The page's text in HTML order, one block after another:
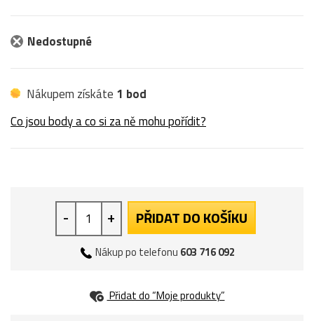
Nedostupné
Nákupem získáte 1 bod
Co jsou body a co si za ně mohu pořídit?
- + PŘIDAT DO KOŠÍKU
Nákup po telefonu 603 716 092
Přidat do “Moje produkty”